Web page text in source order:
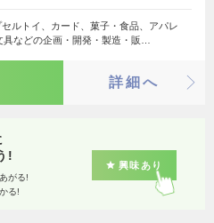
セルトイ、カード、菓子・食品、アパレ
などの企画・開発・製造・販…
詳細へ
!
がる!
る!
興味あり